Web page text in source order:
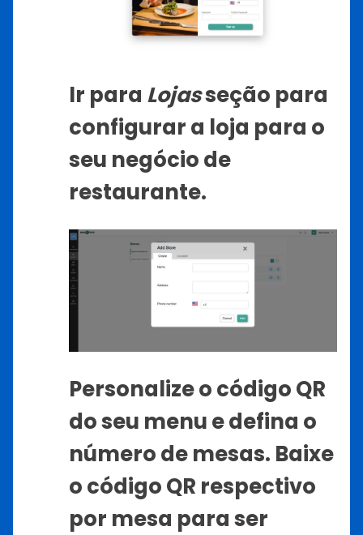
Ir para Lojasseção para
configurar a loja para o
seu negócio de
restaurante.
Personalize o código QR
do seu menu e defina o
número de mesas. Baixe
o código QR respectivo
por mesa para ser